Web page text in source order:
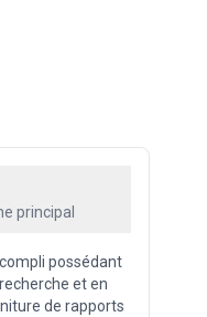
principal
possédant
et en
de rapports